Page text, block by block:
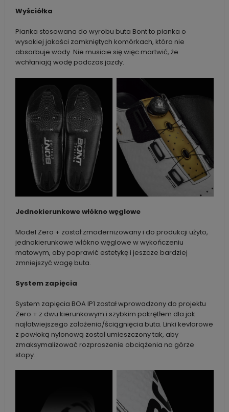
Wyściółka
Pianka stosowana do wyrobu buta Bont to pianka o
wysokiej jakości zamkniętych komórkach, która nie
absorbuje wody. Nie musicie się więc martwić, że
wchłaniają wodę podczas jazdy.
Jednokierunkowe włókno węglowe
Model Zero + został zmodernizowany i do produkcji użyto,
jednokierunkowe włókno węglowe w wykończeniu
matowym, aby poprawić estetykę i jeszcze bardziej
zmniejszyć wagę buta.
System zapięcia
System zapięcia BOA IP1 został wprowadzony do projektu
Zero + z dwu kierunkowym i szybkim pokrętłem dla jak
najłatwiejszego założenia/ściągnięcia buta. Linki kevlarowe
z powłoką nylonową został umieszczony tak, aby
zmaksymalizować rozproszenie obciążenia na górze
stopy.